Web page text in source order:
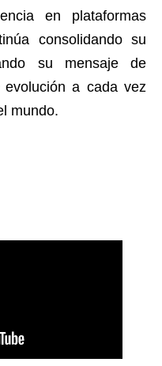
en plataformas
consolidando su
su mensaje de
evolución a cada vez
mundo.